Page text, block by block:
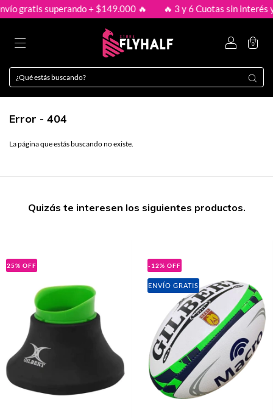
gratis superando + $149.000 🔥 🔥 3 y 6 Cuotas sin interés
0
Error - 404
La página que estás buscando no existe.
Quizás te interesen los siguientes productos.
25% OFF -12% OFF
ENVÍO GRATIS